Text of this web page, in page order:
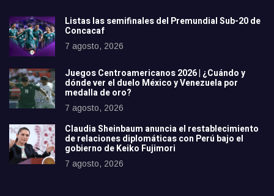
Listas las semifinales del Premundial Sub-20 de
Concacaf
7 agosto, 2026
Juegos Centroamericanos 2026 | ¿Cuándo y
dónde ver el duelo México y Venezuela por
medalla de oro?
7 agosto, 2026
Claudia Sheinbaum anuncia el restablecimiento
de relaciones diplomáticas con Perú bajo el
gobierno de Keiko Fujimori
7 agosto, 2026